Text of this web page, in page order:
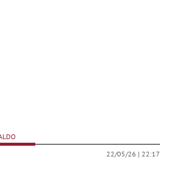
22/05/26 | 22:17